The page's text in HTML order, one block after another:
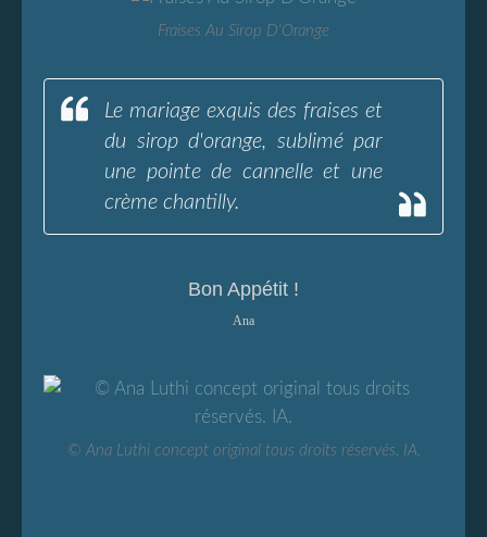
Fraises Au Sirop D'Orange
Le mariage exquis des fraises et
du sirop d'orange, sublimé par
une pointe de cannelle et une
crème chantilly.
Bon Appétit !
Ana
© Ana Luthi concept original tous droits réservés. IA.